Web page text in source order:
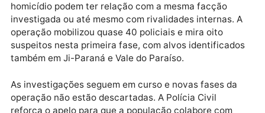
apreensão. Quatro pessoas, dois homens e duas
mulheres foram presas em flagrante. Durante as
diligências, os agentes apreenderam duas armas de
fogo, drogas como crack e maconha, além de uma
balança de precisão, indicando possível atuação no
De acordo com a Polícia Civil, as vítimas do duplo